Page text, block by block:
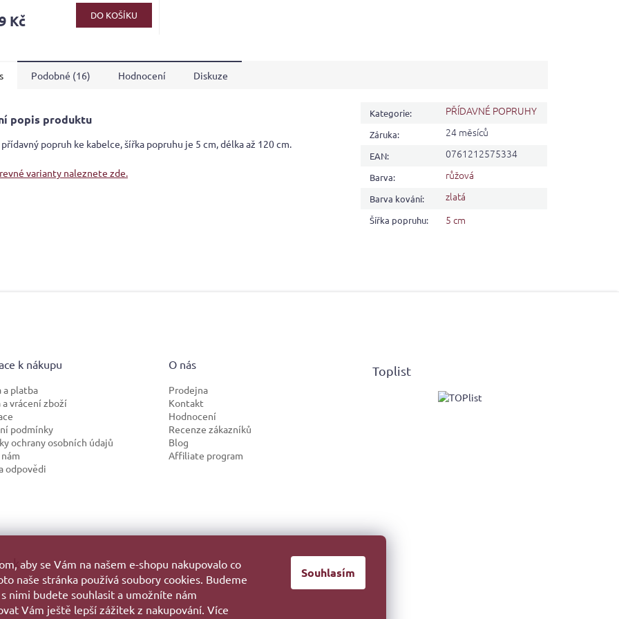
aby se Vám na našem e-shopu nakupovalo co
naše stránka používá soubory cookies. Budeme
nimi budete souhlasit a umožníte nám
Vám ještě lepší zážitek z nakupování. Více
Souhlasím
Kč DO KOŠÍKU
Podobné (16) Hodnocení Diskuze
popis produktu
popruh ke kabelce, šířka popruhu je 5 cm, délka až 120 cm.
varianty naleznete zde.
Kategorie: PŘÍDAVNÉ POPRUHY
Záruka: 24 měsíců
EAN: 0761212575334
Barva: růžová
Barva kování: zlatá
Šířka popruhu: 5 cm
k nákupu
a platba
a vrácení zboží
podmínky
ochrany osobních údajů
odpovědi
O nás
Prodejna
Kontakt
Hodnocení
Recenze zákazníků
Blog
Affiliate program
Toplist